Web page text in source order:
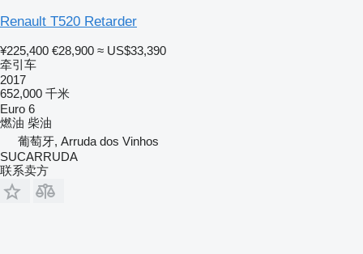
Renault T520 Retarder
¥225,400 €28,900 ≈ US$33,390
牵引车
2017
652,000 千米
Euro 6
燃油 柴油
葡萄牙, Arruda dos Vinhos
SUCARRUDA
联系卖方